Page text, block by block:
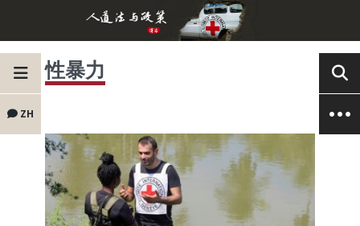
ZH
性暴力